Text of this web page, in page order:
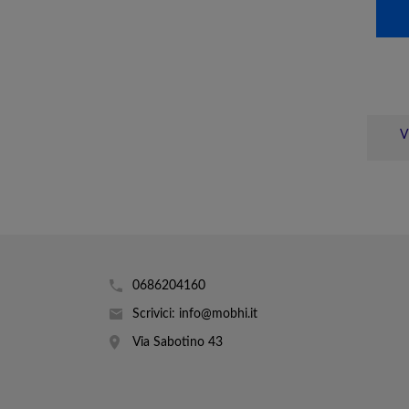
0686204160
Scrivici: info@mobhi.it
Via Sabotino 43